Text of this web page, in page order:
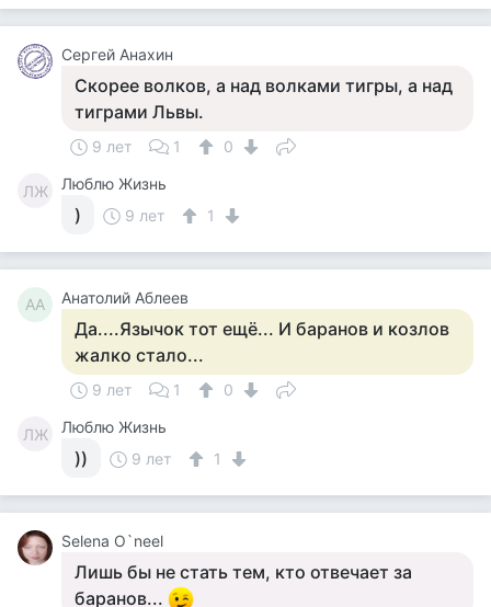
Сергей Анахин
Скорее волков, а над волками тигры, а над
тиграми Львы.
9 лет 1 0
ЛЖ Люблю Жизнь
) 9 лет 1
АА Анатолий Аблеев
Да....Язычок тот ещё... И баранов и козлов
жалко стало...
9 лет 1 0
ЛЖ Люблю Жизнь
)) 9 лет 1
Selena O`neel
Лишь бы не стать тем, кто отвечает за
баранов...